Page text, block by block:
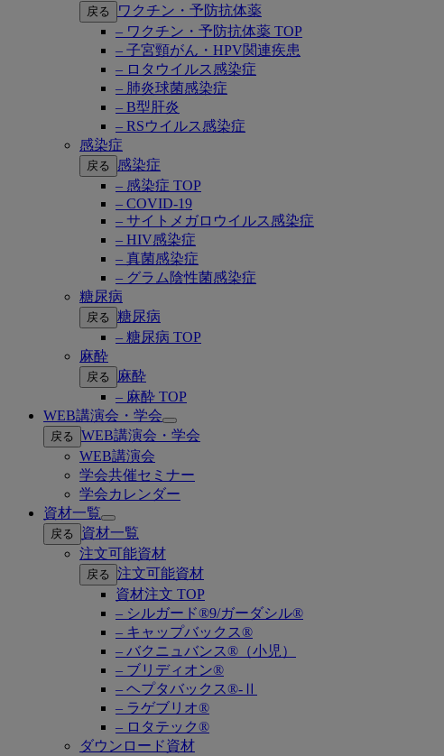
戻る
ワクチン・予防抗体薬
– ワクチン・予防抗体薬 TOP
– 子宮頸がん・HPV関連疾患
– ロタウイルス感染症
– 肺炎球菌感染症
– B型肝炎
– RSウイルス感染症
感染症
戻る
感染症
– 感染症 TOP
– COVID-19
– サイトメガロウイルス感染症
– HIV感染症
– 真菌感染症
– グラム陰性菌感染症
糖尿病
戻る 糖尿病
– 糖尿病 TOP
麻酔
戻る
麻酔
– 麻酔 TOP
WEB講演会・学会
Open
submenu
戻る WEB講演会・学会
WEB講演会
学会共催セミナー
学会カレンダー
資材一覧
Open
submenu
戻る
資材一覧
注文可能資材
戻る 注文可能資材
資材注文 TOP
– シルガード®9/ガーダシル®
– キャップバックス®
– バクニュバンス®（小児）
– ブリディオン®
– ヘプタバックス®-Ⅱ
– ラゲブリオ®
– ロタテック®
ダウンロード資材